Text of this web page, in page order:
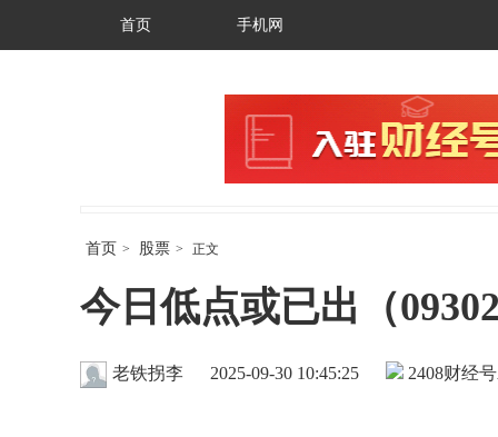
首页 手机网
首页 > 股票 > 正文
今日低点或已出（
财经
老铁拐李 2025-09-30 10:45:25 2408